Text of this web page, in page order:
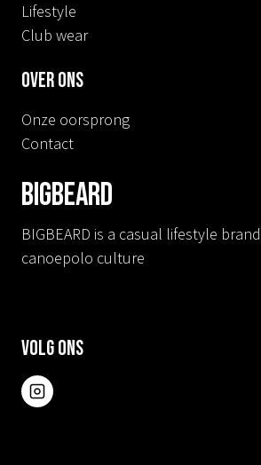
Lifestyle
Club wear
Over ons
Onze oorsprong
Contact
BIGBEARD
BIGBEARD is a casual lifestyle
canoepolo culture
Volg ons